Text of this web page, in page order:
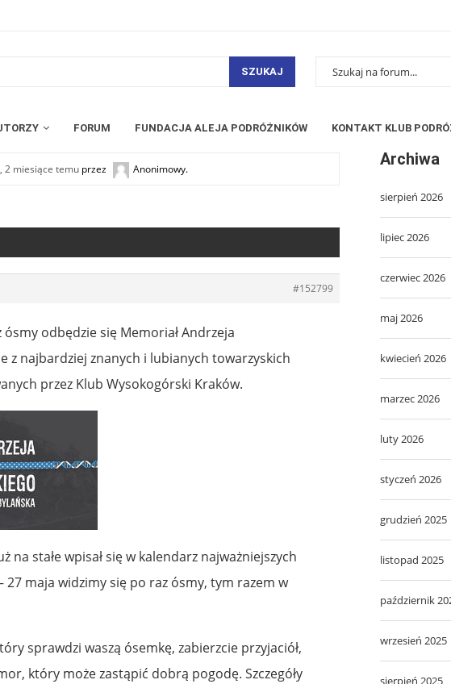
SZUKAJ
FORUM FUNDACJA ALEJA PODRÓŻNIKÓW KONTAKT KLUB
2 miesiące temu przez Anonimowy.
#152799
odbędzie się Memoriał Andrzeja
z najbardziej znanych i lubianych towarzyskich
przez Klub Wysokogórski Kraków.
na stałe wpisał się w kalendarz najważniejszych
maja widzimy się po raz ósmy, tym razem w
sprawdzi waszą ósemkę, zabierzcie przyjaciół,
który może zastąpić dobrą pogodę. Szczegóły
Archiwa
sierpień 2026
lipiec 2026
czerwiec 2026
maj 2026
kwiecień 2026
marzec 2026
luty 2026
styczeń 2026
grudzień 2025
listopad 2025
październik
wrzesień 2025
sierpień 2025